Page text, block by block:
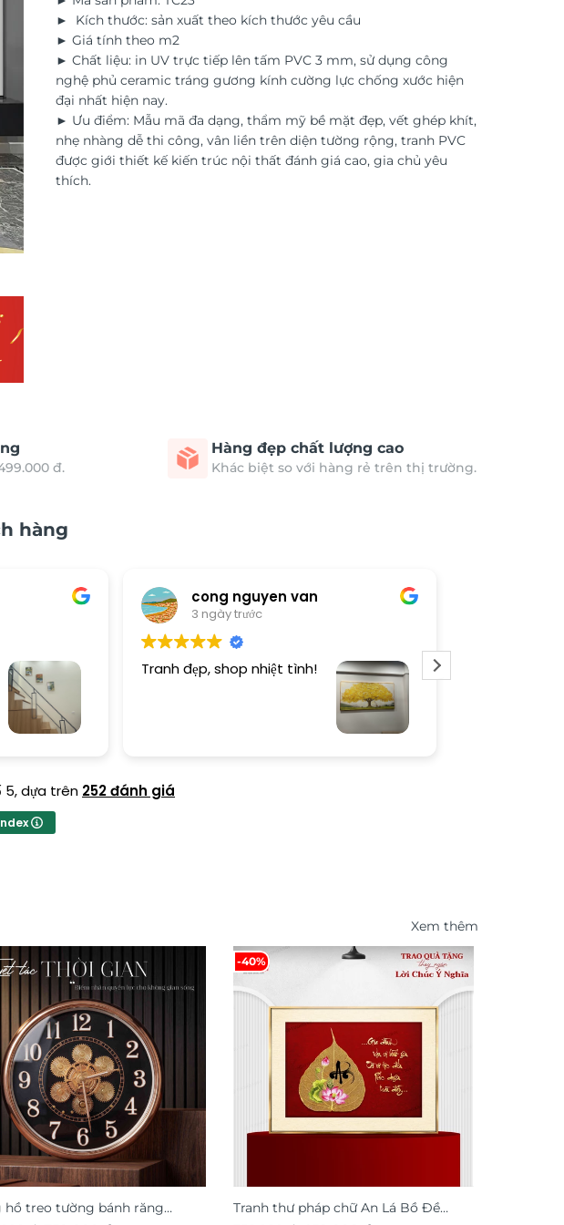
► Kích thước: sản xuất theo kích thước yêu cầu
► Giá tính theo m2
► Chất liệu: in UV trực tiếp lên tấm PVC 3 mm, sử dụng công
nghệ phủ ceramic tráng gương kính cường lực chống xước hiện
đại nhất hiện nay.
► Ưu điểm: Mẫu mã đa dạng, thẩm mỹ bề mặt đẹp, vết ghép khít,
nhẹ nhàng dễ thi công, vân liền trên diện tường rộng, tranh PVC
được giới thiết kế kiến trúc nội thất đánh giá cao, gia chủ yêu
thích.
đ.
Hàng đẹp chất lượng cao
Khác biệt so với hàng rẻ trên thị trường.
hàng
cong nguyen van
3 ngày trước
Tranh đẹp, shop nhiệt tình!
5,dựa trên 252 đánh giá
Xem thêm
treo tường bánh răng
-40%
Tranh thư pháp chữ An Lá Bồ Đề